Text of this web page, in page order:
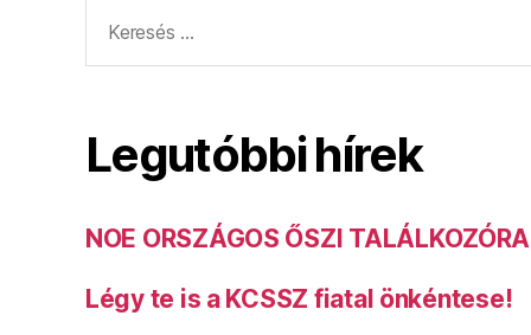
Legutóbbi hírek
NOE ORSZÁGOS ŐSZI
Légy te is a KCSSZ fiatal önkéntese!